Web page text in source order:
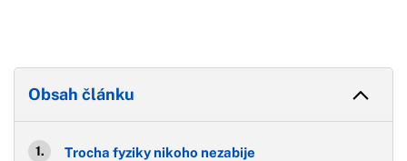
Obsah článku
Trocha fyziky nikoho nezabije